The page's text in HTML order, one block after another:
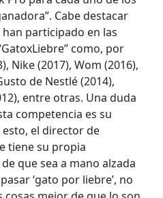
Cabe destacar
participado en las
como, por
Nike (2017), Wom (2016),
de Nestlé (2014),
entre otras. Una duda
competencia es su
el director de
tiene su propia
que sea a mano alzada
‘gato por liebre’, no